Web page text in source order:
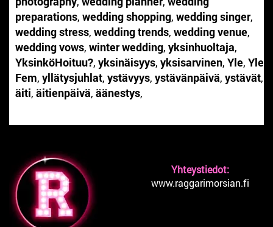
preparations, wedding shopping, wedding singer,
wedding stress, wedding trends, wedding venue,
wedding vows, winter wedding, yksinhuoltaja,
YksinköHoituu?, yksinäisyys, yksisarvinen, Yle, Yle
Fem, yllätysjuhlat, ystävyys, ystävänpäivä, ystävät,
äiti, äitienpäivä, äänestys,
Yhteystiedot:
www.raggarimorsian.fi